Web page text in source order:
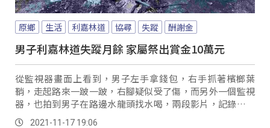
原鄉 生活 利嘉林道 協尋 失蹤 酬謝金
男子利嘉林道失蹤月餘 家屬祭出賞金10萬元
從監視器畫面上看到，男子左手拿錢包，右手抓著檳榔葉
鞘，走起路來一跛一跛，右腳疑似受了傷，而另外一個監視
器，也拍到男子在路邊水龍頭找水喝，兩段影片，記錄下了
王姓男子最後出現的身影。
2021-11-17 19:06